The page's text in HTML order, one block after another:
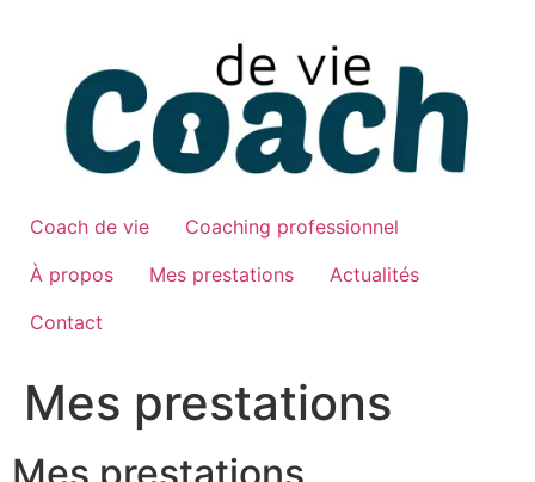
Coach de vie
Coaching professionnel
À propos
Mes prestations
Actualités
Contact
Mes prestations